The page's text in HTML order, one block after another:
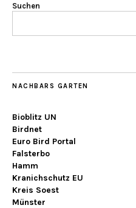
Suchen
NACHBARS GARTEN
Bioblitz UN
Birdnet
Euro Bird Portal
Falsterbo
Hamm
Kranichschutz EU
Kreis Soest
Münster